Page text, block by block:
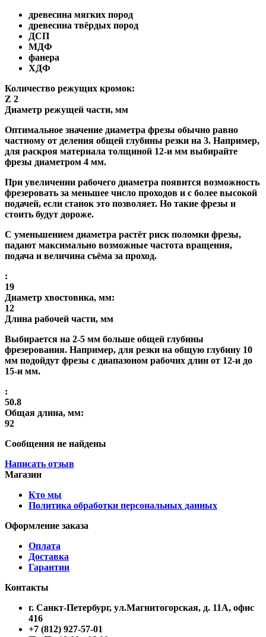
древесина мягких пород
древесина твёрдых пород
ДСП
МДФ
фанера
ХДФ
Количество режущих кромок:
Z 2
Диаметр режущей части, мм
Оптимальное значение диаметра фрезы обычно равно
частному от деления общей глубины резки на 3. Например,
для раскроя материала толщиной 12-и мм выбирайте
фрезы диаметром 4 мм.
При увеличении рабочего диаметра появится возможность
фрезеровать за меньшее число проходов и с более высокой
подачей, если станок это позволяет. Но такие фрезы и
стоить будут дороже.
С уменьшением диаметра растёт риск поломки фрезы,
падают максимально возможные частота вращения,
подача и величина съёма за проход.
:
19
Диаметр хвостовика, мм:
12
Длина рабочей части, мм
Выбирается на 2-5 мм больше общей глубины
фрезерования. Например, для резки на общую глубину 10
мм подойдут фрезы с диапазоном рабочих длин от 12-и до
15-и мм.
:
50.8
Общая длина, мм:
92
Сообщения не найдены
Написать отзыв
Магазин
Кто мы
Политика обработки персональных данных
Оформление заказа
Оплата
Доставка
Гарантии
Контакты
г. Санкт-Петербург, ул.Магнитогорская, д. 11А, офис
416
+7 (812) 927-57-01